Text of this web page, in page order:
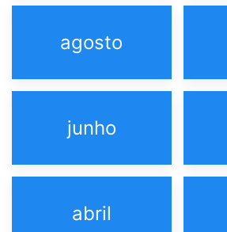
agosto
junho
abril